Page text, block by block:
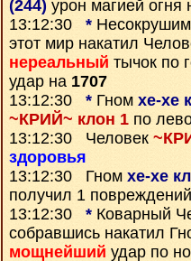
(244) урон магией огня
13:12:30 *
этот мир накатил
нереальный тычок по
удар на 1707
13:12:30 * Гном xe-xe
~КРИЙ~ клон 1 по
13:12:30 Человек
здоровья
13:12:30 Гном xe-xe
получил 1 повреждений
13:12:30 * Коварный
собравшись накатил
мощнейший удар по